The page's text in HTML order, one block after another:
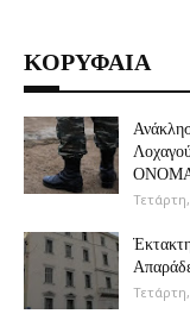
ΚΟΡΥΦΑΙΑ